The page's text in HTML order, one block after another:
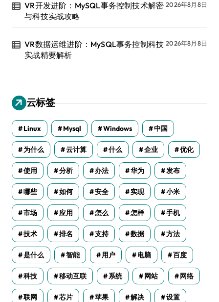
VR开发进阶：MySQL事务控制技术解密
与科技实战攻略
2026年8月8日
VR数据运维进阶：MySQL事务控制科技
实战精要解析
2026年8月8日
云标签
Linux Mysql Windows 中国
为什么 云计算 什么 企业 优化
使用 分析 办法 华为 发布
哪些 如何 安全 实现 小米
市场 应用 怎么 怎样 手机
技术 排名 支持 数据 方法
是什么 智能 用户 电脑 百度
科技 移动互联 系统 网站 网络
联网 芯片 苹果 解决 设置